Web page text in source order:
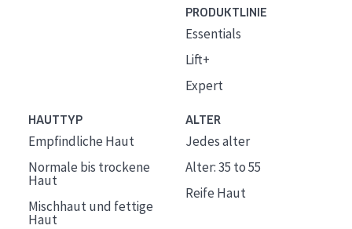
PRODUKTLINIE
Essentials
Lift+
Expert
HAUTTYP
Empfindliche Haut
Normale bis trockene
Haut
Mischhaut und fettige
Haut
ALTER
Jedes alter
Alter: 35 to 55
Reife Haut